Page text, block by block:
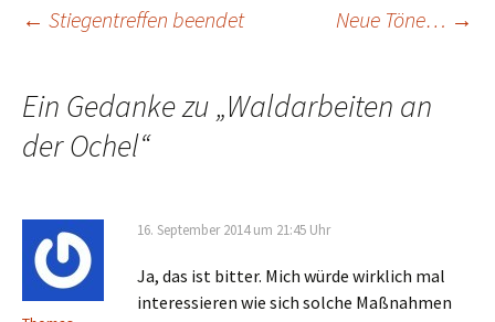
Beitrags-
Navigation
← Stiegentreffen beendet Neue Töne… →
Ein Gedanke zu „Waldarbeiten an
der Ochel“
16. September 2014 um 21:45 Uhr
Ja, das ist bitter. Mich würde wirklich mal
interessieren wie sich solche Maßnahmen